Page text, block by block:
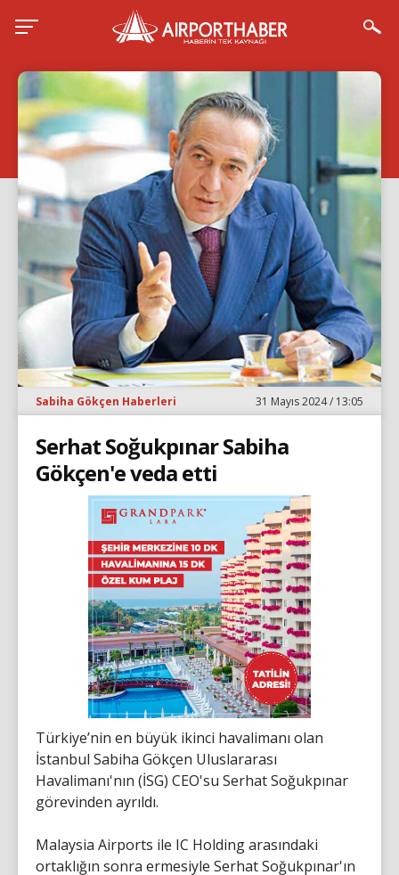
Sabiha Gökçen Haberleri 31 Mayıs 2024 / 13:05
Serhat Soğukpınar Sabiha
Gökçen'e veda etti
Türkiye’nin en büyük ikinci havalimanı olan
İstanbul Sabiha Gökçen Uluslararası
Havalimanı'nın (İSG) CEO'su Serhat Soğukpınar
görevinden ayrıldı.
Malaysia Airports ile IC Holding arasındaki
ortaklığın sonra ermesiyle Serhat Soğukpınar'ın